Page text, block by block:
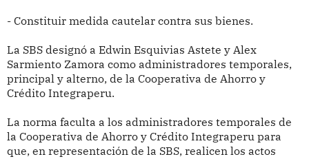
- Constituir medida cautelar contra sus bienes.
La SBS designó a Edwin Esquivias Astete y Alex
Sarmiento Zamora como administradores temporales,
principal y alterno, de la Cooperativa de Ahorro y
Crédito Integraperu.
La norma faculta a los administradores temporales de
la Cooperativa de Ahorro y Crédito Integraperu para
que, en representación de la SBS, realicen los actos